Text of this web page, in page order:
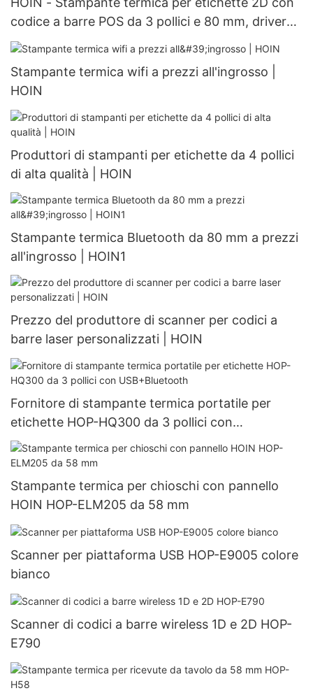
codice a barre POS da 3 pollici e 80 mm, driver
gratuito, stampante termica per etichette
adesive con stampante termica per etichette
adesive e codici a barre
Stampante termica wifi a prezzi all'ingrosso |
HOIN
Produttori di stampanti per etichette da 4 pollici
di alta qualità | HOIN
Stampante termica Bluetooth da 80 mm a prezzi
all'ingrosso | HOIN1
Prezzo del produttore di scanner per codici a
barre laser personalizzati | HOIN
Fornitore di stampante termica portatile per
etichette HOP-HQ300 da 3 pollici con
USB+Bluetooth
Stampante termica per chioschi con pannello
HOIN HOP-ELM205 da 58 mm
Scanner per piattaforma USB HOP-E9005 colore
bianco
Scanner di codici a barre wireless 1D e 2D HOP-
E790